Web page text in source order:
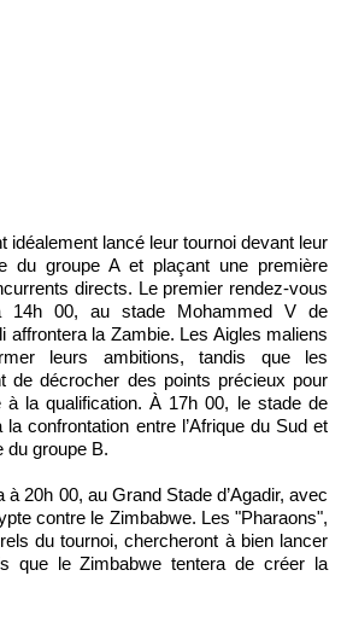
du groupe A et plaçant une première
directs. Le premier rendez-vous
00, au stade Mohammed V de
affrontera la Zambie. Les Aigles maliens
leurs ambitions, tandis que les
de décrocher des points précieux pour
la qualification. À 17h 00, le stade de
confrontation entre l’Afrique du Sud et
du groupe B.
à 20h 00, au Grand Stade d’Agadir, avec
contre le Zimbabwe. Les "Pharaons",
du tournoi, chercheront à bien lancer
que le Zimbabwe tentera de créer la